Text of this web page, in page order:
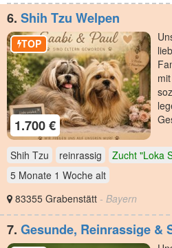
6. Shih Tzu Welpen
1.700 €
TOP
Shih Tzu reinrassig
Zucht "Loka
5 Monate 1 Woche alt
83355 Grabenstätt - Bayern
7. Gesunde, Reinrassige &
Englische Bulldogge